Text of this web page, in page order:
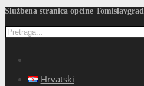
Službena stranica općine Tomislavgrad
Hrvatski